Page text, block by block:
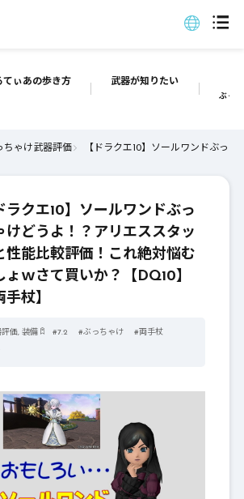
てぃあの歩き方 武器が知りたい
ぶっ
ちゃけ武器評価 【ドラクエ10】ソールワンドぶっ
ラクエ10】ソールワンドぶっ
けどうよ！？アリエススタッ
性能比較評価！これ絶対悩む
ょｗさて買いか？【DQ10】
手杖】
評価, 装備 #7.2 #ぶっちゃけ #両手杖